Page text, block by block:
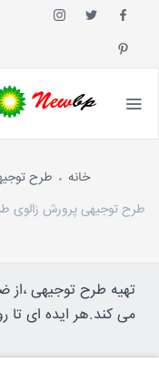
خانه طرح
تهیه طرح توجیهی ،از
می کند.هر ایده ای تا